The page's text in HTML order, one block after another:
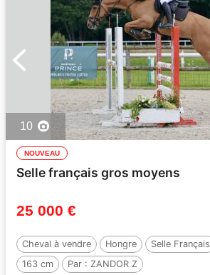
10
NOUVEAU
Selle français gros moyens
25 000 €
Cheval à vendre Hongre Selle Français
163 cm
Par : ZANDOR Z